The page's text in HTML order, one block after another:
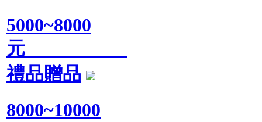
5000~8000
元
禮品贈品
8000~10000